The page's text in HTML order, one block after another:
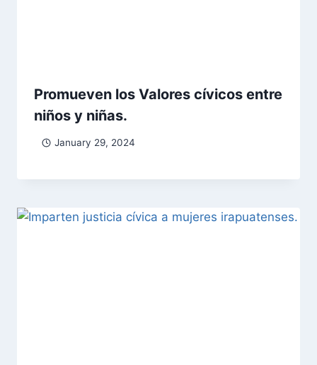
Promueven los Valores cívicos entre
niños y niñas.
January 29, 2024